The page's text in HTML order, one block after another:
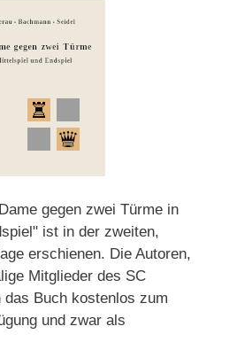
gegen zwei Türme in
ist in der zweiten,
erschienen. Die Autoren,
Mitglieder des SC
Buch kostenlos zum
und zwar als